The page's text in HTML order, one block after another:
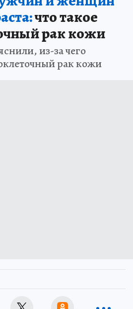
что такое
рак кожи
из-за чего
рак кожи